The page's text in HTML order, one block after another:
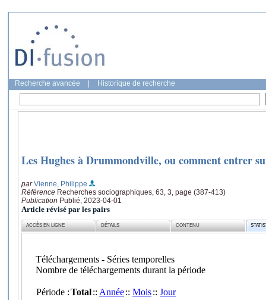
Recherche avancée Historique de recherche
Les Hughes à Drummondville, ou comment entrer
parVienne, Philippe
Référence Recherches sociographiques, 63, 3, page (387-413)
Publication Publié, 2023-04-01
Article révisé par les pairs
ACCÈS EN LIGNE DÉTAILS CONTENU